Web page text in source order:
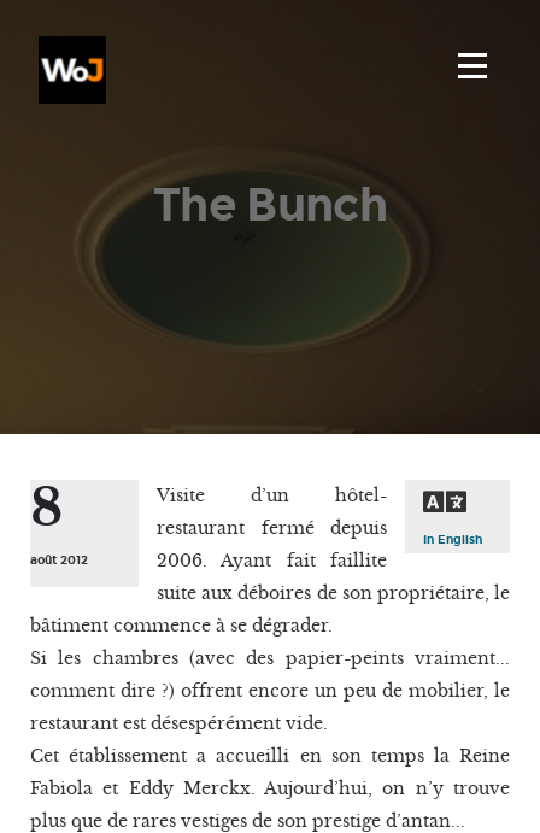
The Bunch
8
août 2012
In English
Visite d’un hôtel-
restaurant fermé depuis
2006. Ayant fait faillite
suite aux déboires de son propriétaire, le
bâtiment commence à se dégrader.
Si les chambres (avec des papier-peints vraiment...
comment dire ?) offrent encore un peu de mobilier, le
restaurant est désespérément vide.
Cet établissement a accueilli en son temps la Reine
Fabiola et Eddy Merckx. Aujourd’hui, on n’y trouve
plus que de rares vestiges de son prestige d’antan...